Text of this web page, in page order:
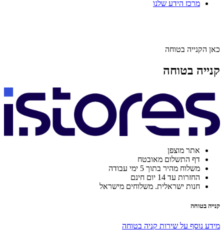
מרכז הידע שלנו
כאן הקנייה בטוחה
קנייה בטוחה
אתר מוצפן
דף התשלום מאובטח
משלוח מהיר בתוך 5 ימי עבודה
החזרות עד 14 יום חינם
חנות ישראלית. משלוחים מישראל
קנייה בטוחה
מידע נוסף על שירות קניה בטוחה